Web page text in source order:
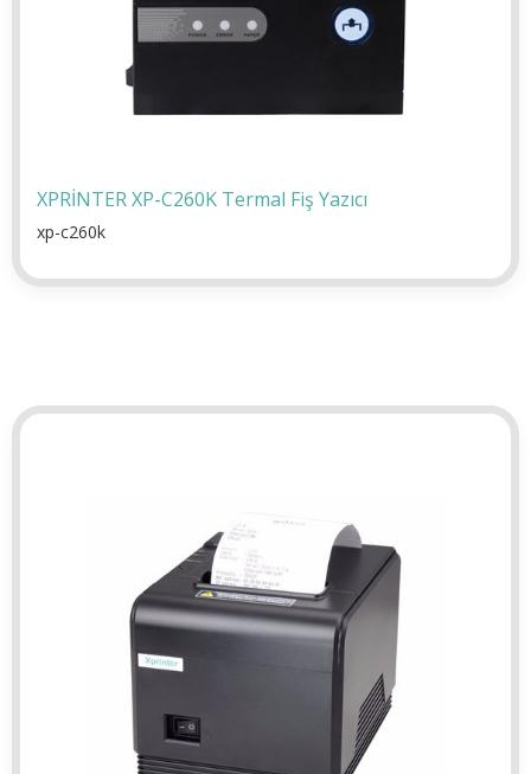
XPRİNTER XP-C260K Termal Fiş Yazıcı
xp-c260k